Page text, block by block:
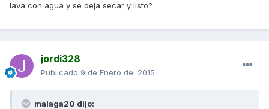
lava con agua y se deja secar y listo?
jordi328
Publicado 9 de Enero del 2015
malaga20 dijo: